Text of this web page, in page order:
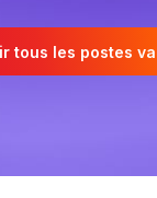
tous les postes